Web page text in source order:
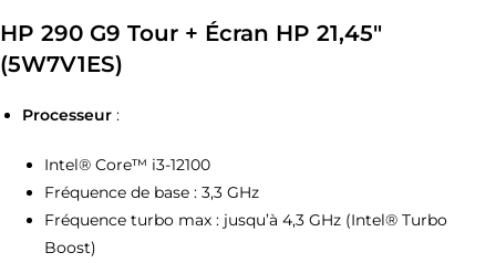
HP 290 G9 Tour + Écran HP 21,45″
(5W7V1ES)
Processeur :
Intel® Core™ i3-12100
Fréquence de base : 3,3 GHz
Fréquence turbo max : jusqu’à 4,3 GHz (Intel® Turbo
Boost)